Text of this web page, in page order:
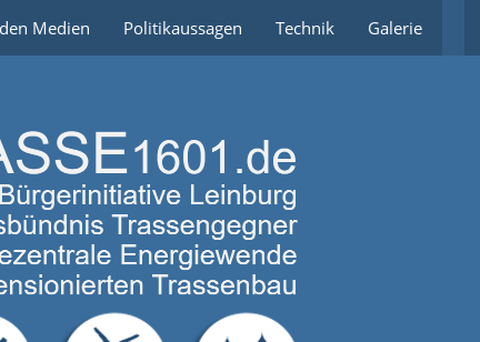
Medien Politikaussagen Technik Galerie